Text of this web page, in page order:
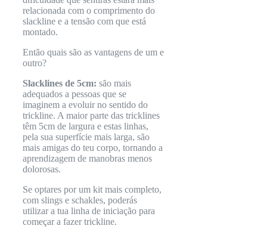
relacionada com o comprimento do
slackline e a tensão com que está
montado.
Então quais são as vantagens de um e
outro?
Slacklines de 5cm: são mais
adequados a pessoas que se
imaginem a evoluir no sentido do
trickline. A maior parte das tricklines
têm 5cm de largura e estas linhas,
pela sua superfície mais larga, são
mais amigas do teu corpo, tornando a
aprendizagem de manobras menos
dolorosas.
Se optares por um kit mais completo,
com slings e schakles, poderás
utilizar a tua linha de iniciação para
começar a fazer trickline.